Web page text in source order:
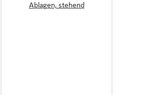
Ablagen, stehend